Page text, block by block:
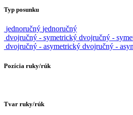
Typ posunku
jednoručný jednoručný
dvojručný - symetrický dvojručný -
dvojručný - asymetrický dvojručný -
Pozícia ruky/rúk
Tvar ruky/rúk